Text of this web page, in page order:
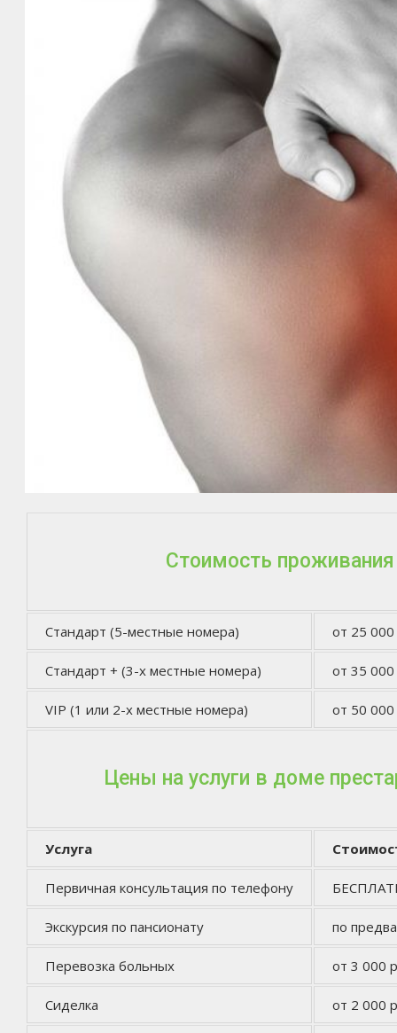
Стоимость проживания
Стандарт (5-местные номера) от 25 000
Стандарт + (3-х местные номера) от 35 000
VIP (1 или 2-х местные номера) от 50 000
Цены на услуги в доме
Услуга
Первичная консультация по телефону
Экскурсия по пансионату по
Перевозка больных от 3 000
Сиделка от 2 000